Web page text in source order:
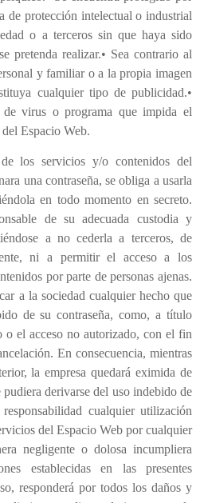
de protección intelectual o industrial
o a terceros sin que haya sido
pretenda realizar.• Sea contrario al
y familiar o a la propia imagen
cualquier tipo de publicidad.•
virus o programa que impida el
Espacio Web.
los servicios y/o contenidos del
una contraseña, se obliga a usarla
en todo momento en secreto.
de su adecuada custodia y
a no cederla a terceros, de
ni a permitir el acceso a los
por parte de personas ajenas.
a la sociedad cualquier hecho que
de su contraseña, como, a título
el acceso no autorizado, con el fin
En consecuencia, mientras
la empresa quedará eximida de
derivarse del uso indebido de
cualquier utilización
del Espacio Web por cualquier
negligente o dolosa incumpliera
establecidas en las presentes
responderá por todos los daños y